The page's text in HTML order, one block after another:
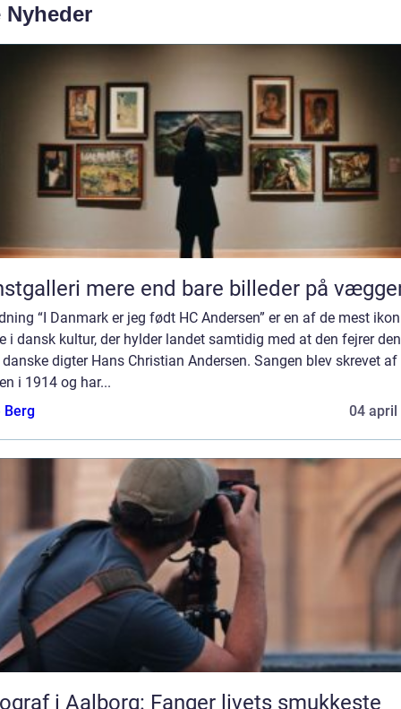
Nyheder
Kunstgalleri mere end bare billeder på
“I Danmark er jeg født HC Andersen” er en af de mest
i dansk kultur, der hylder landet samtidig med at den fejrer den
digter Hans Christian Andersen. Sangen blev skrevet af
i 1914 og har...
Berg
04 april
i Aalborg: Fanger livets smukkeste